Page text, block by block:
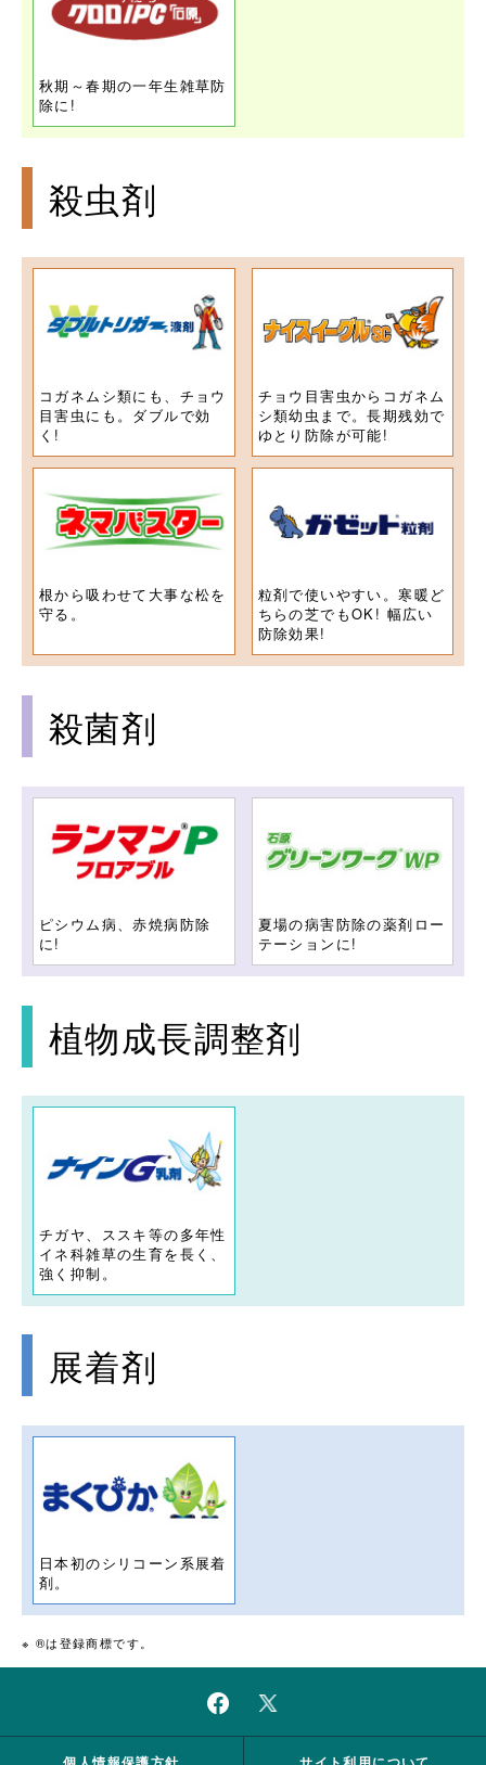
秋期～春期の一年生雑草防
除に!
殺虫剤
コガネムシ類にも、チョウ
目害虫にも。ダブルで効
く!
チョウ目害虫からコガネム
シ類幼虫まで。長期残効で
ゆとり防除が可能!
根から吸わせて大事な松を
守る。
粒剤で使いやすい。寒暖ど
ちらの芝でもOK! 幅広い
防除効果!
殺菌剤
ピシウム病、赤焼病防除
に!
夏場の病害防除の薬剤ロー
テーションに!
植物成長調整剤
チガヤ、ススキ等の多年性
イネ科雑草の生育を長く、
強く抑制。
展着剤
日本初のシリコーン系展着
剤。
※ ®は登録商標です。